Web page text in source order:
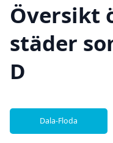
Översikt
städer
D
Dala-Floda